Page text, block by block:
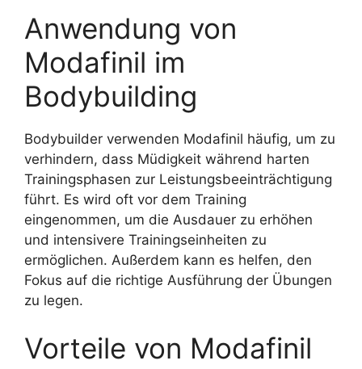
Anwendung von
Modafinil im
Bodybuilding
Bodybuilder verwenden Modafinil häufig, um zu
verhindern, dass Müdigkeit während harten
Trainingsphasen zur Leistungsbeeinträchtigung
führt. Es wird oft vor dem Training
eingenommen, um die Ausdauer zu erhöhen
und intensivere Trainingseinheiten zu
ermöglichen. Außerdem kann es helfen, den
Fokus auf die richtige Ausführung der Übungen
zu legen.
Vorteile von Modafinil